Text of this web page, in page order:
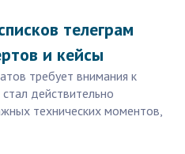
телеграм
и кейсы
требует внимания к
действительно
технических моментов,